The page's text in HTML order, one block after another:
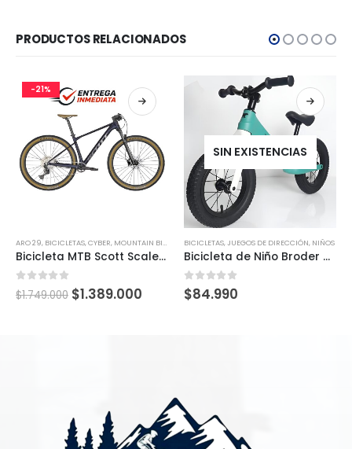
PRODUCTOS RELACIONADOS
-21%
ARO 29, BICICLETAS,CYBER, MOUNTAIN BIKE
Bicicleta MTB Scott Scale 965
0out of 5
$1.749.000 $1.389.000
SIN EXISTENCIAS
BICICLETAS,JUEGOS DE DIRECCIÓN, NIÑOS
Bicicleta de Niño Broder A-line (18 meses a 4 años)
0 out of 5
$84.990